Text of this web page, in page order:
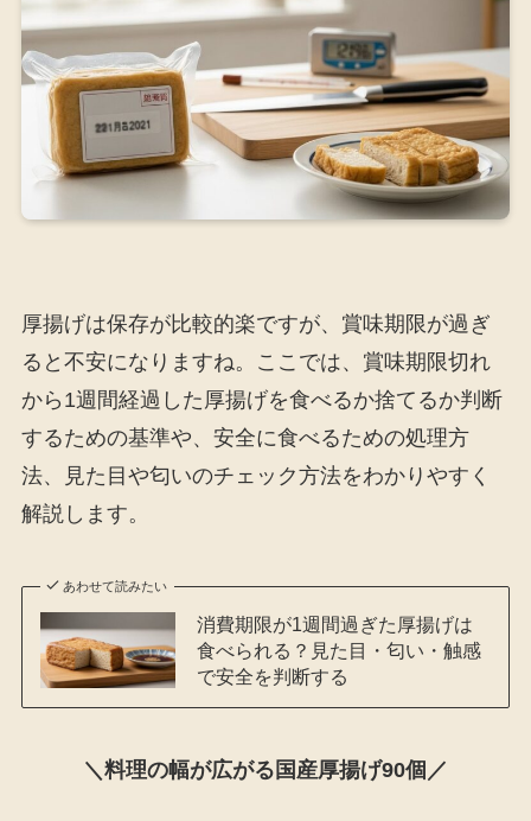
厚揚げは保存が比較的楽ですが、賞味期限が過ぎ
ると不安になりますね。ここでは、賞味期限切れ
から1週間経過した厚揚げを食べるか捨てるか判断
するための基準や、安全に食べるための処理方
法、見た目や匂いのチェック方法をわかりやすく
解説します。
あわせて読みたい
消費期限が1週間過ぎた厚揚げは
食べられる？見た目・匂い・触感
で安全を判断する
＼料理の幅が広がる国産厚揚げ90個／